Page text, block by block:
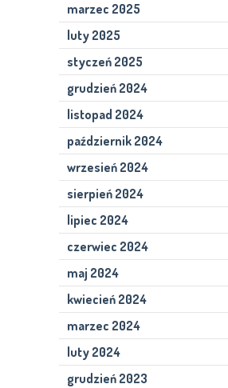
marzec 2025
luty 2025
styczeń 2025
grudzień 2024
listopad 2024
październik 2024
wrzesień 2024
sierpień 2024
lipiec 2024
czerwiec 2024
maj 2024
kwiecień 2024
marzec 2024
luty 2024
grudzień 2023